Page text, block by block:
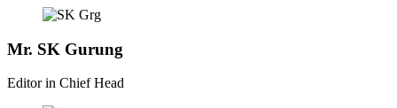
Mr. SK Gurung
Editor in Chief Head